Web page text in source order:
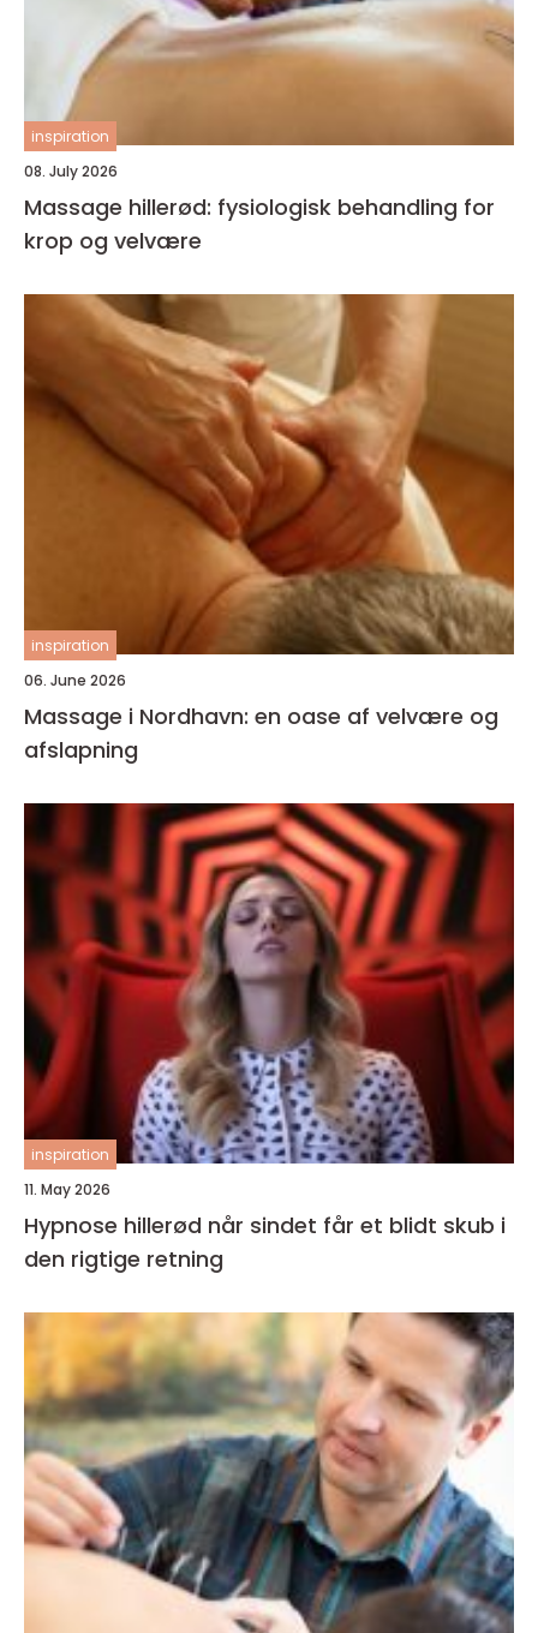
inspiration
08. July 2026
Massage hillerød: fysiologisk behandling for
krop og velvære
inspiration
06. June 2026
Massage i Nordhavn: en oase af velvære og
afslapning
inspiration
11. May 2026
Hypnose hillerød når sindet får et blidt skub i
den rigtige retning